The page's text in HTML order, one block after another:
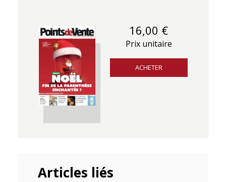
16,00 €
Prix unitaire
ACHETER
Articles liés